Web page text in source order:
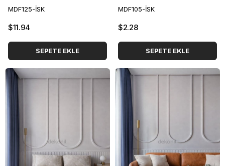
MDF125-İSK
$11.94
SEPETE EKLE
MDF105-İSK
$2.28
SEPETE EKLE